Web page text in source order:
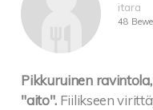
itara
48
Pikkuruinen
"aito". Fiilikseen